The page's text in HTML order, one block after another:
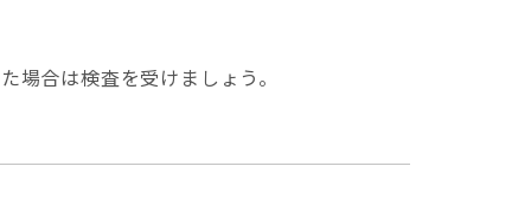
合は検査を受けましょう。